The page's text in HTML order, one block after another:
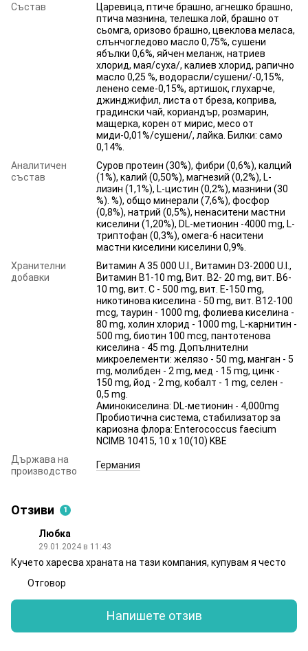
Състав
Царевица, птиче брашно, агнешко брашно,
птича мазнина, телешка лой, брашно от
сьомга, оризово брашно, цвеклова меласа,
слънчогледово масло 0,75%, сушени
ябълки 0,6%, яйчен меланж, натриев
хлорид, мая/суха/, калиев хлорид, рапично
масло 0,25 %, водорасли/сушени/-0,15%,
ленено семе-0,15%, артишок, глухарче,
джинджифил, листа от бреза, коприва,
градински чай, кориандър, розмарин,
мащерка, корен от мирис, месо от
миди-0,01%/сушени/, лайка. Билки: само
0,14%.
Аналитичен
състав
Суров протеин (30%), фибри (0,6%), калций
(1%), калий (0,50%), магнезий (0,2%), L-
лизин (1,1%), L-цистин (0,2%), мазнини (30
%). %), общо минерали (7,6%), фосфор
(0,8%), натрий (0,5%), ненаситени мастни
киселини (1,20%), DL-метионин -4000 mg, L-
триптофан (0,3%), омега-6 наситени
мастни киселини киселини 0,9%.
Хранителни
добавки
Витамин А 35 000 U.I., Витамин D3-2000 U.I.,
Витамин B1-10 mg, Вит. B2- 20 mg, вит. B6-
10 mg, вит. C - 500 mg, вит. E-150 mg,
никотинова киселина - 50 mg, вит. B12-100
mcg, таурин - 1000 mg, фолиева киселина -
80 mg, холин хлорид - 1000 mg, L-карнитин -
500 mg, биотин 100 mcg, пантотенова
киселина - 45 mg. Допълнителни
микроелементи: желязо - 50 mg, манган - 5
mg, молибден - 2 mg, мед - 15 mg, цинк -
150 mg, йод - 2 mg, кобалт - 1 mg, селен -
0,5 mg.
Аминокиселина: DL-метионин - 4,000mg
Пробиотична система, стабилизатор за
кариозна флора: Enterococcus faecium
NCIMB 10415, 10 x 10(10) KBE
Държава на
производство
Германия
Отзиви 1
Любка
29.01.2024 в 11:43
Кучето харесва храната на тази компания, купувам я често
Отговор
Напишете отзив